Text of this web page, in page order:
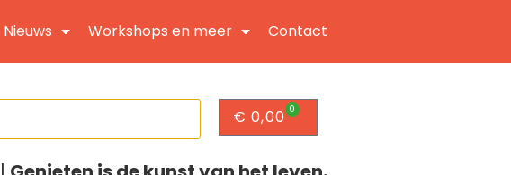
Nieuws Workshops en meer Contact
€ 0,00 0